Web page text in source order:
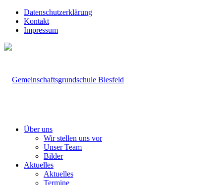
Datenschutzerklärung
Kontakt
Impressum
Über uns
Wir stellen uns vor
Unser Team
Bilder
Aktuelles
Aktuelles
Termine